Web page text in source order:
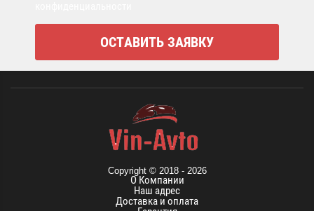
Copyright © 2018 - 2026
О Компании
Наш адрес
Доставка и оплата